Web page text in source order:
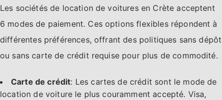
Les sociétés de location de voitures en Crète acceptent
6 modes de paiement. Ces options flexibles répondent à
différentes préférences, offrant des politiques sans dépôt
ou sans carte de crédit requise pour plus de commodité.
Carte de crédit: Les cartes de crédit sont le mode de
location de voiture le plus couramment accepté. Visa,